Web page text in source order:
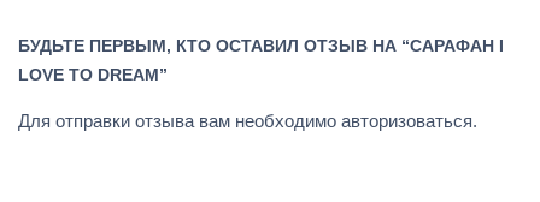
БУДЬТЕ ПЕРВЫМ, КТО ОСТАВИЛ ОТЗЫВ НА “САРАФАН I
LOVE TO DREAM”
Для отправки отзыва вам необходимо авторизоваться.